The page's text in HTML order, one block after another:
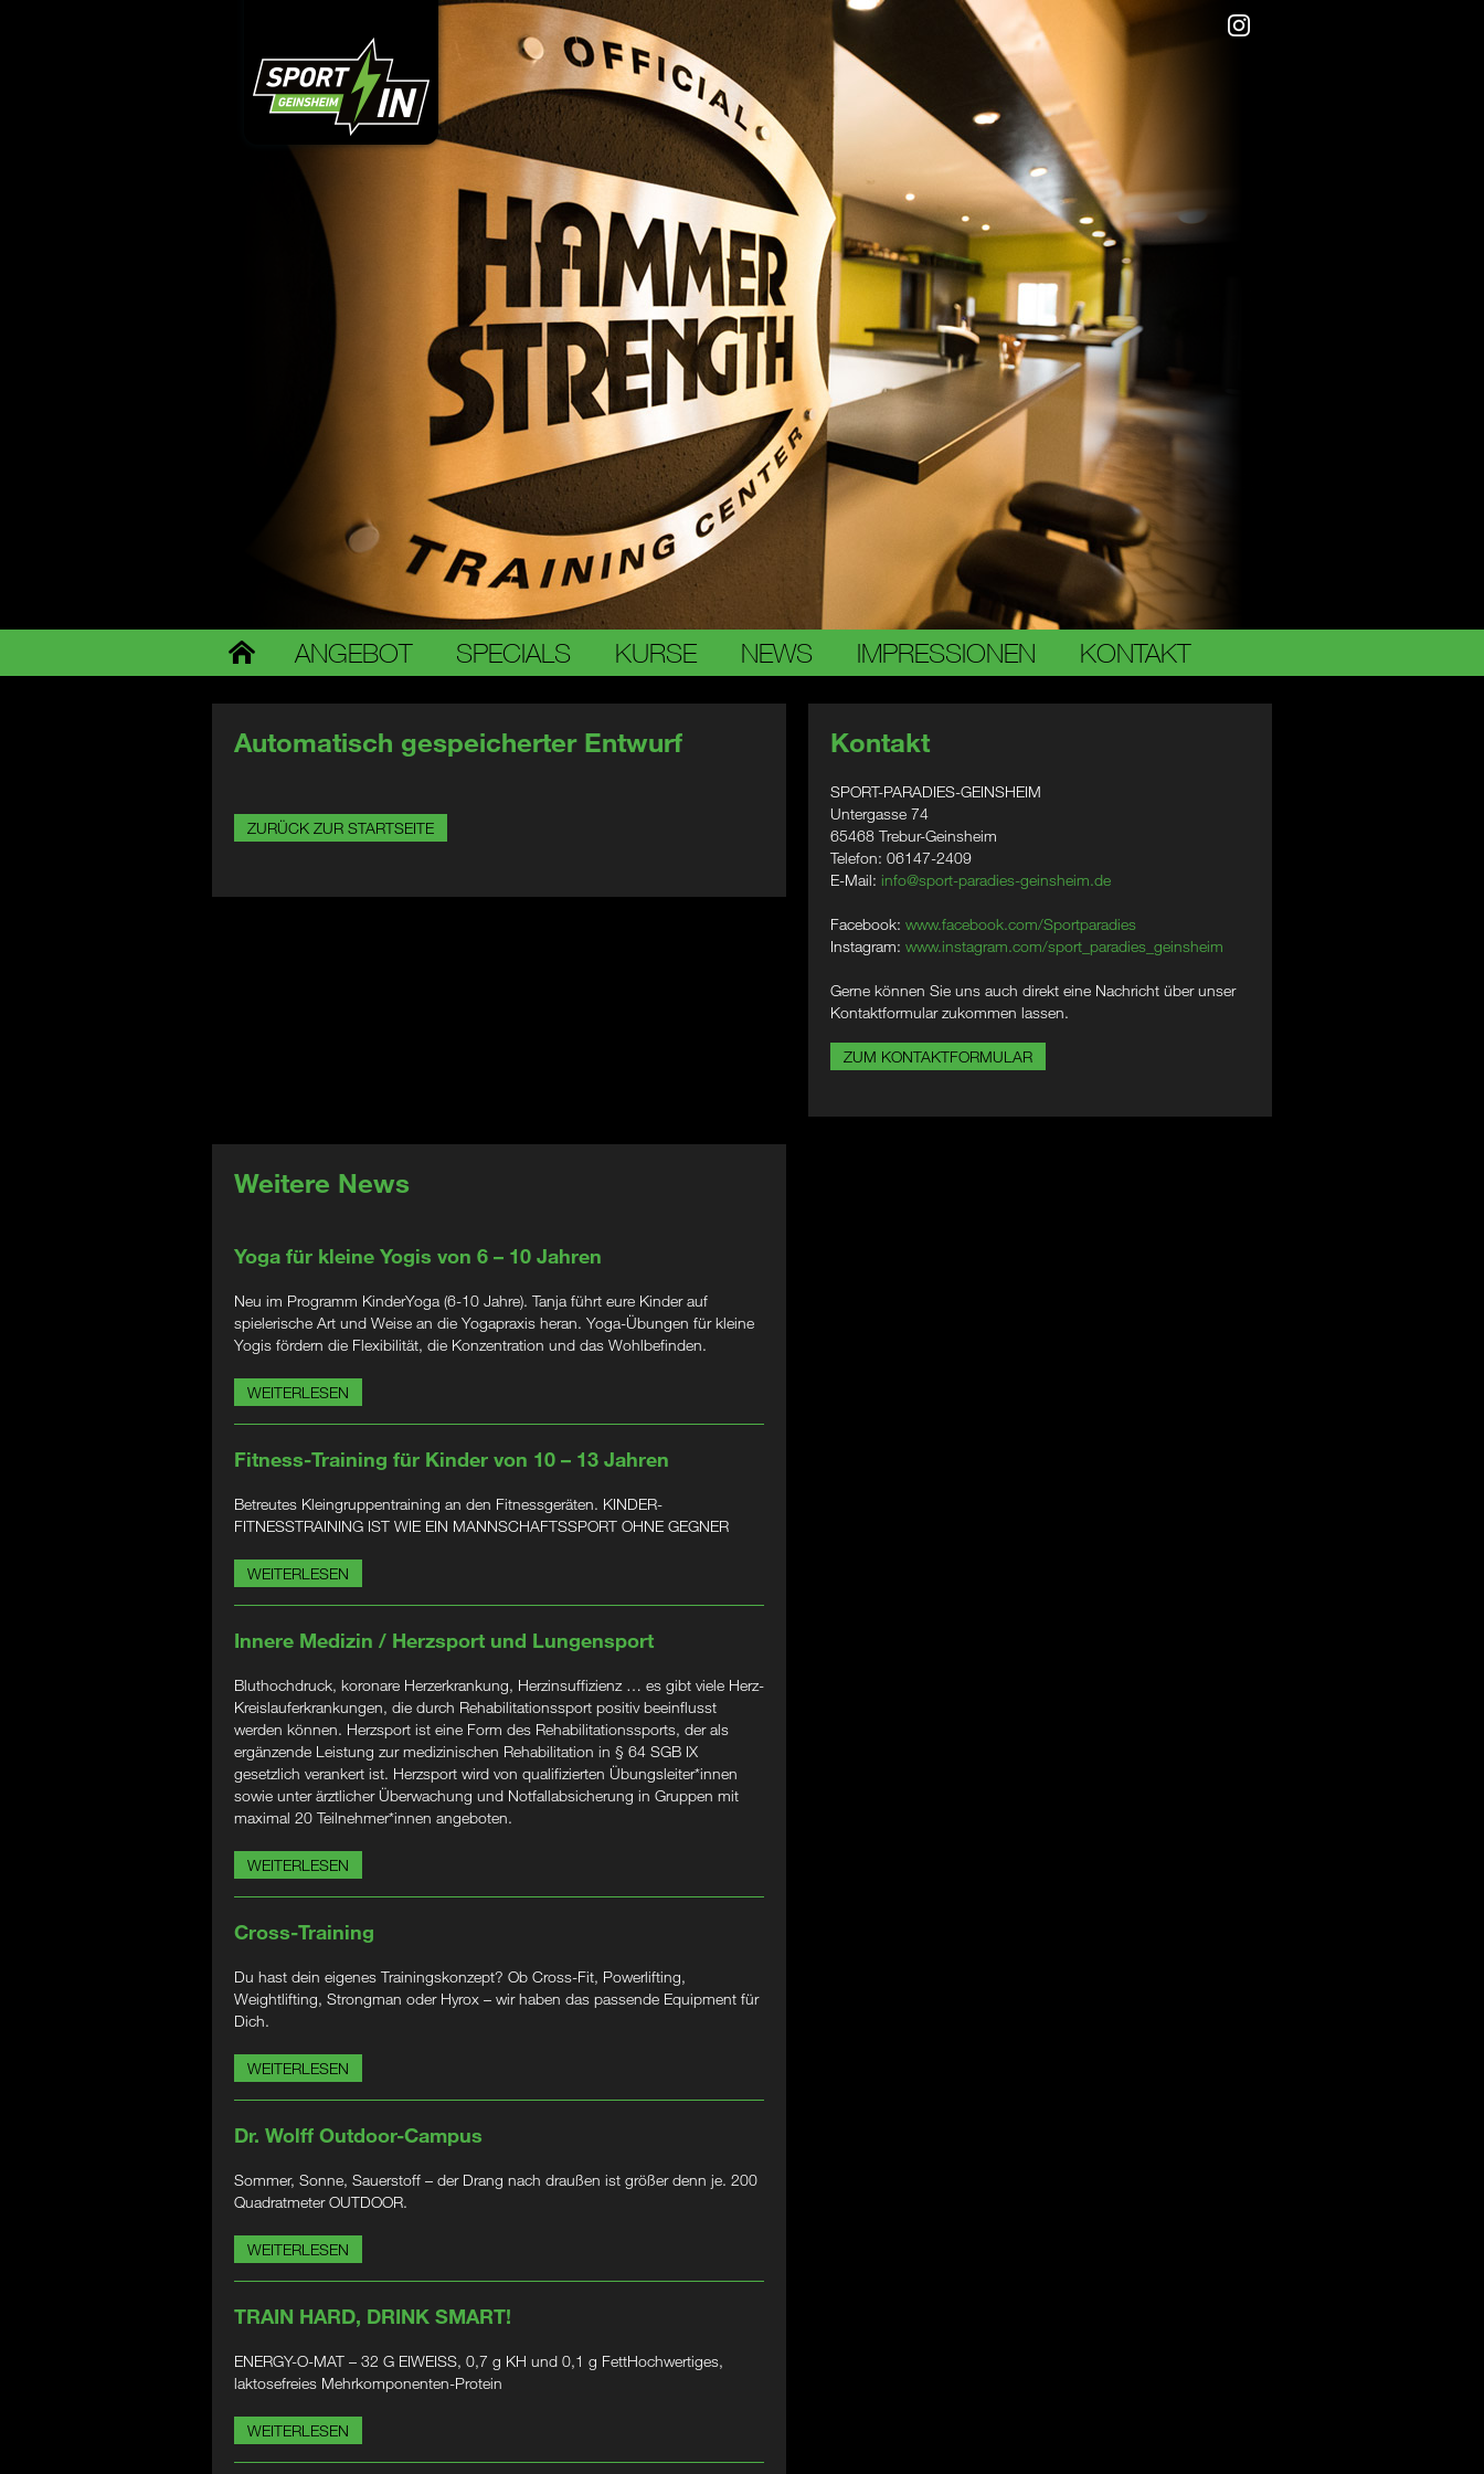
ANGEBOT SPECIALS KURSE NEWS IMPRESSIONEN KONTAKT
Automatisch gespeicherter Entwurf
ZURÜCK ZUR STARTSEITE
Kontakt
SPORT-PARADIES-GEINSHEIM
Untergasse 74
65468 Trebur-Geinsheim
Telefon: 06147-2409
E-Mail: info@sport-paradies-geinsheim.de
Facebook: www.facebook.com/Sportparadies
Instagram: www.instagram.com/sport_paradies_geinsheim
Gerne können Sie uns auch direkt eine Nachricht über unser
Kontaktformular zukommen lassen.
ZUM KONTAKTFORMULAR
Weitere News
Yoga für kleine Yogis von 6 – 10 Jahren
Neu im Programm KinderYoga (6-10 Jahre). Tanja führt eure Kinder auf
spielerische Art und Weise an die Yogapraxis heran. Yoga-Übungen für kleine
Yogis fördern die Flexibilität, die Konzentration und das Wohlbefinden.
WEITERLESEN
Fitness-Training für Kinder von 10 – 13 Jahren
Betreutes Kleingruppentraining an den Fitnessgeräten. KINDER-
FITNESSTRAINING IST WIE EIN MANNSCHAFTSSPORT OHNE GEGNER
WEITERLESEN
Innere Medizin / Herzsport und Lungensport
Bluthochdruck, koronare Herzerkrankung, Herzinsuffizienz … es gibt viele Herz-
Kreislauferkrankungen, die durch Rehabilitationssport positiv beeinflusst
werden können. Herzsport ist eine Form des Rehabilitationssports, der als
ergänzende Leistung zur medizinischen Rehabilitation in § 64 SGB IX
gesetzlich verankert ist. Herzsport wird von qualifizierten Übungsleiter*innen
sowie unter ärztlicher Überwachung und Notfallabsicherung in Gruppen mit
maximal 20 Teilnehmer*innen angeboten.
WEITERLESEN
Cross-Training
Du hast dein eigenes Trainingskonzept? Ob Cross-Fit, Powerlifting,
Weightlifting, Strongman oder Hyrox – wir haben das passende Equipment für
Dich.
WEITERLESEN
Dr. Wolff Outdoor-Campus
Sommer, Sonne, Sauerstoff – der Drang nach draußen ist größer denn je. 200
Quadratmeter OUTDOOR.
WEITERLESEN
TRAIN HARD, DRINK SMART!
ENERGY-O-MAT – 32 G EIWEISS, 0,7 g KH und 0,1 g FettHochwertiges,
laktosefreies Mehrkomponenten-Protein
WEITERLESEN